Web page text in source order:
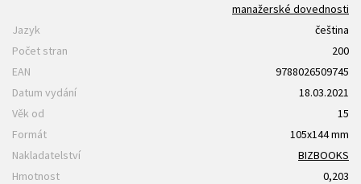
manažerské dovednosti
Jazyk
čeština
Počet stran
200
EAN
9788026509745
Datum vydání
18.03.2021
Věk od
15
Formát
105x144 mm
Nakladatelství
BIZBOOKS
Hmotnost
0,203